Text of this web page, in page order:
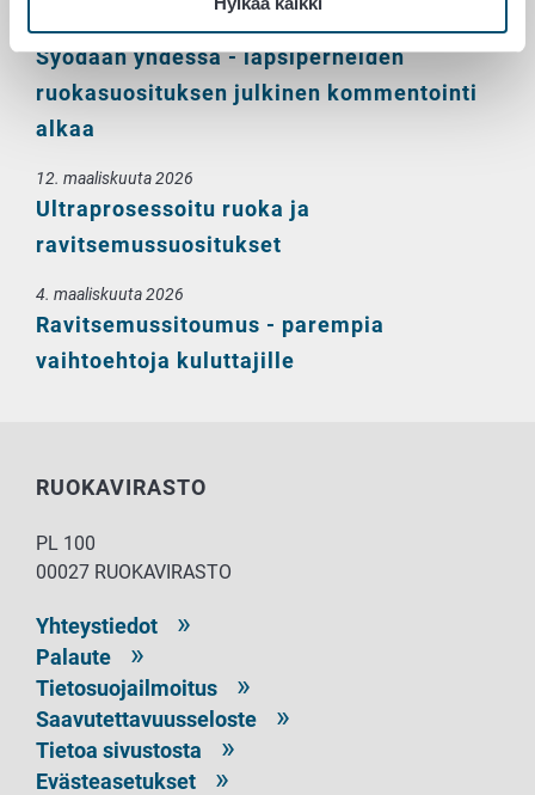
Syödään yhdessä - lapsiperheiden
ruokasuosituksen julkinen kommentointi
alkaa
12. maaliskuuta 2026
Ultraprosessoitu ruoka ja
ravitsemussuositukset
4. maaliskuuta 2026
Ravitsemussitoumus - parempia
vaihtoehtoja kuluttajille
RUOKAVIRASTO
PL 100
00027 RUOKAVIRASTO
Yhteystiedot
Palaute
Tietosuojailmoitus
Saavutettavuusseloste
Tietoa sivustosta
Evästeasetukset